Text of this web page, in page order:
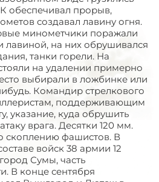
обеспечивал прорыв,
создавал лавину огня.
минометчики поражали
лавиной, на них обрушивался
танки горели. На
на удалении примерно
выбирали в ложбинке или
Командир стрелкового
поддерживающим
указание, куда обрушить
врага. Десятки 120 мм.
скоплению фашистов. В
войск 38 армии 12
Сумы, часть
В конце сентября